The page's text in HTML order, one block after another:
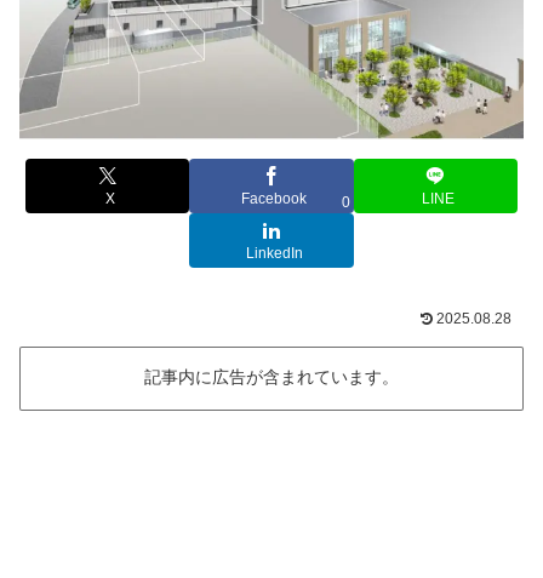
X Facebook 0 LINE
LinkedIn
2025.08.28
記事内に広告が含まれています。